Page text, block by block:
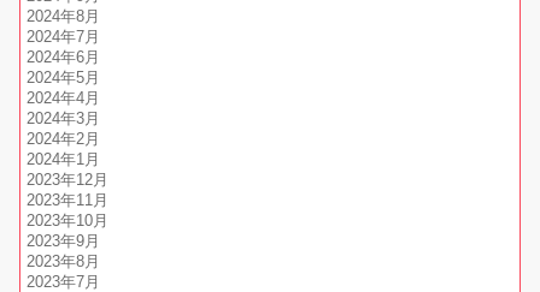
2024年8月
2024年7月
2024年6月
2024年5月
2024年4月
2024年3月
2024年2月
2024年1月
2023年12月
2023年11月
2023年10月
2023年9月
2023年8月
2023年7月